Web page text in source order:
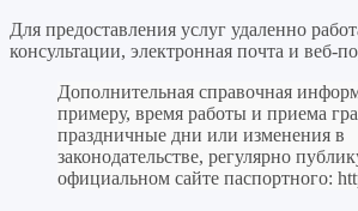
Для предоставления услуг удаленно
консультации, электронная почта и веб-
Дополнительная справочная
примеру, время работы и приема
праздничные дни или изменения в
законодательстве, регулярно
официальном сайте паспортного: